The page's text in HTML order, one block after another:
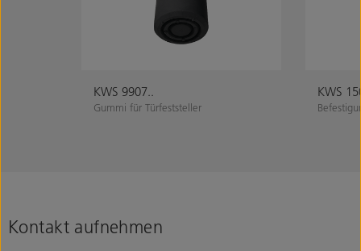
KWS 9907..
Gummi für Türfeststeller
KWS
Kontakt aufnehmen